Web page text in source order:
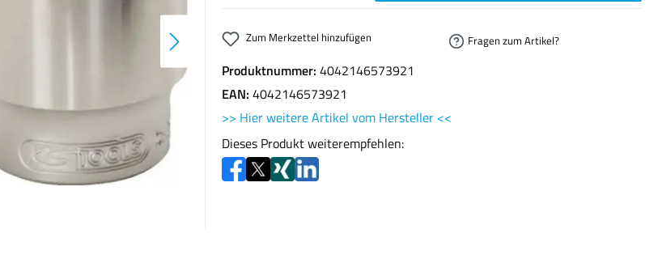
Zum Merkzettel hinzufügen Fragen zum Artikel?
Produktnummer: 4042146573921
EAN: 4042146573921
>> Hier weitere Artikel vom Hersteller <<
Dieses Produkt weiterempfehlen: